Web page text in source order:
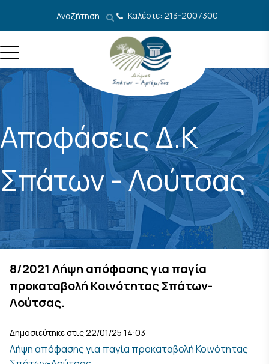
Αναζήτηση Καλέστε: 213-2007300
Αποφάσεις Δ.Κ
Σπάτων - Λούτσας
8/2021 Λήψη απόφασης για παγία
προκαταβολή Κοινότητας Σπάτων-
Λούτσας.
Δημοσιεύτηκε στις 22/01/25 14:03
Λήψη απόφασης για παγία προκαταβολή Κοινότητας